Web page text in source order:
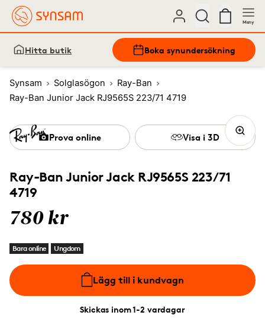
Meny
Hitta butik Boka synundersökning
Synsam Solglasögon
Ray-Ban
Ray-Ban Junior Jack RJ9565S 223/71 4719
Ray-Ban Junior Jack RJ9565S 223/71
4719
780 kr
Bara online Ungdom
Lägg till i kundvagn
Skickas inom 1-2 vardagar
Prova online Visa i 3D